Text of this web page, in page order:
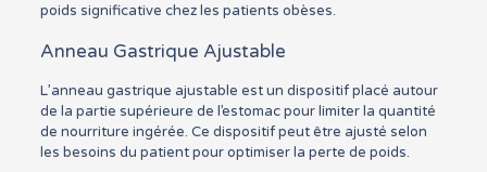
poids significative chez les patients obèses.
Anneau Gastrique Ajustable
L’anneau gastrique ajustable est un dispositif placé autour
de la partie supérieure de l’estomac pour limiter la quantité
de nourriture ingérée. Ce dispositif peut être ajusté selon
les besoins du patient pour optimiser la perte de poids.